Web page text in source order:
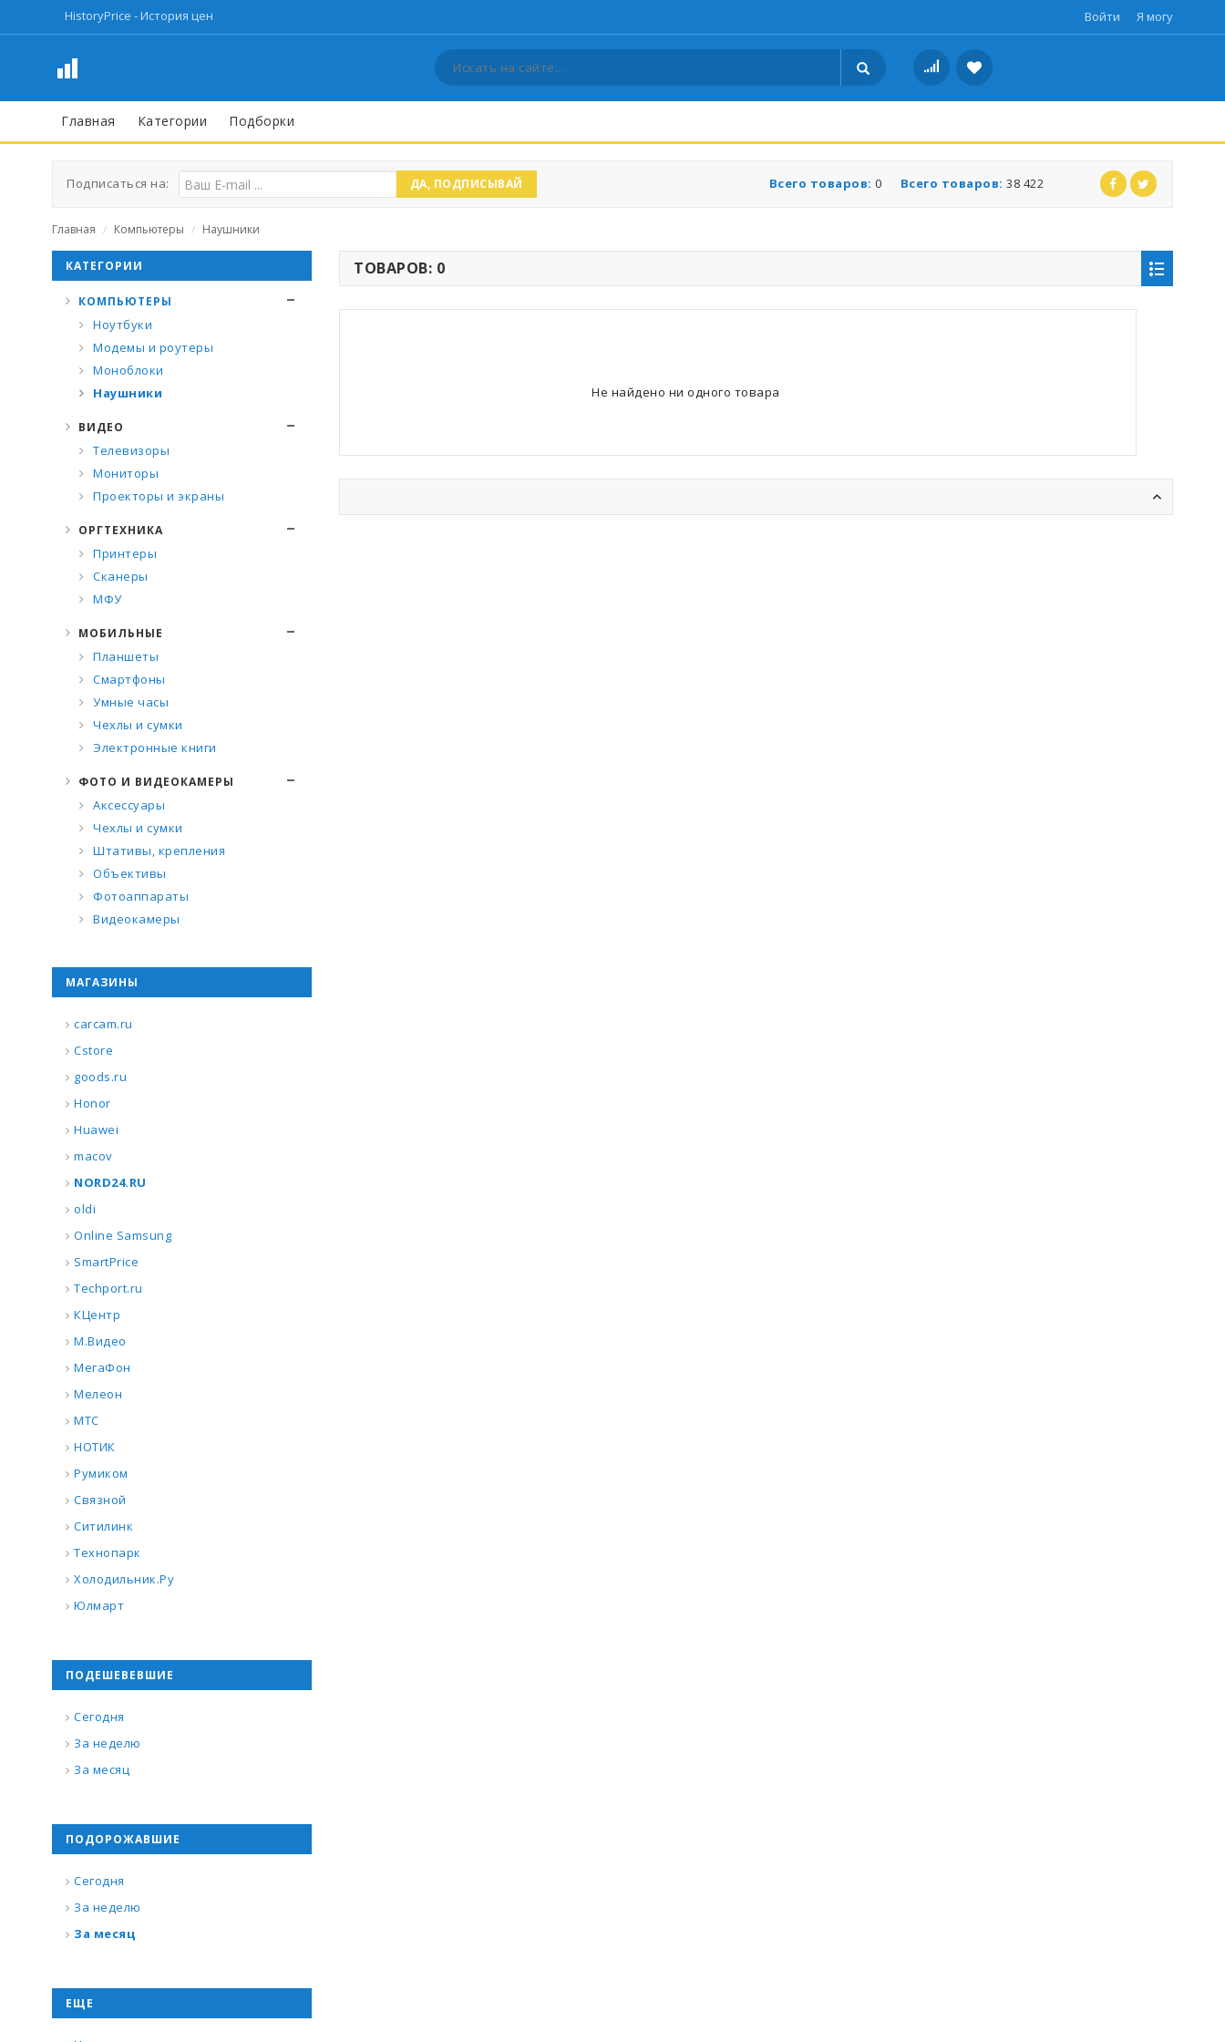
HistoryPrice - История цен Войти Я могу
Главная Категории Подборки
Подписаться на: ДА, ПОДПИСЫВАЙ Всего товаров: 38 422
Всего товаров: 0
Главная / Компьютеры / Наушники
ТОВАРОВ: 0
Не найдено ни одного товара
КАТЕГОРИИ
КОМПЬЮТЕРЫ
Ноутбуки
Модемы и роутеры
Моноблоки
Наушники
ВИДЕО
Телевизоры
Мониторы
Проекторы и экраны
ОРГТЕХНИКА
Принтеры
Сканеры
МФУ
МОБИЛЬНЫЕ
Планшеты
Смартфоны
Умные часы
Чехлы и сумки
Электронные книги
ФОТО И ВИДЕОКАМЕРЫ
Аксессуары
Чехлы и сумки
Штативы, крепления
Объективы
Фотоаппараты
Видеокамеры
МАГАЗИНЫ
carcam.ru
Cstore
goods.ru
Honor
Huawei
macov
NORD24.RU
oldi
Online Samsung
SmartPrice
Techport.ru
КЦентр
М.Видео
МегаФон
Мелеон
МТС
НОТИК
Румиком
Связной
Ситилинк
Технопарк
Холодильник.Ру
Юлмарт
ПОДЕШЕВЕВШИЕ
Сегодня
За неделю
За месяц
ПОДОРОЖАВШИЕ
Сегодня
За неделю
За месяц
ЕЩЕ